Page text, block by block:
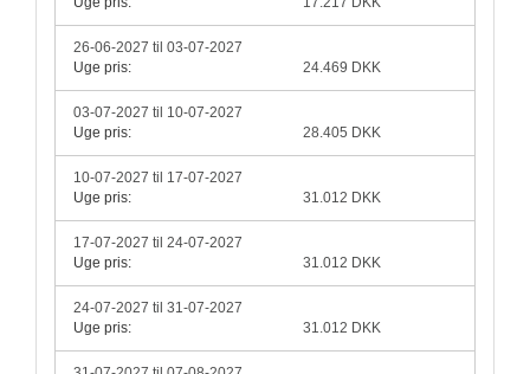
26-06-2027 til 03-07-2027
Uge pris:
24.469 DKK
03-07-2027 til 10-07-2027
Uge pris:
28.405 DKK
10-07-2027 til 17-07-2027
Uge pris:
31.012 DKK
17-07-2027 til 24-07-2027
Uge pris:
31.012 DKK
24-07-2027 til 31-07-2027
Uge pris:
31.012 DKK